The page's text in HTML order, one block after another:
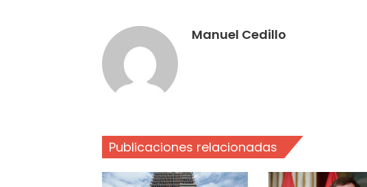
Manuel Cedillo
Publicaciones relacionadas